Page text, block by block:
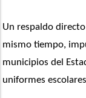
Un respaldo
mismo tiempo,
municipios del
uniformes